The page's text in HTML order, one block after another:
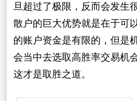
旦超过了极限，反而会发生
散户的巨大优势就是在于可
的账户资金是有限的，但是
会当中去选取高胜率交易机
这才是取胜之道。